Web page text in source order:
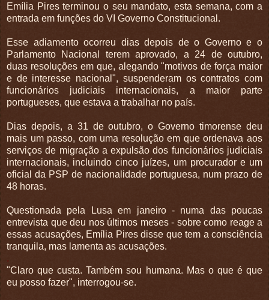
Emília Pires terminou o seu mandato, esta semana, com a
entrada em funções do VI Governo Constitucional.
Esse adiamento ocorreu dias depois de o Governo e o
Parlamento Nacional terem aprovado, a 24 de outubro,
duas resoluções em que, alegando "motivos de força maior
e de interesse nacional", suspenderam os contratos com
funcionários judiciais internacionais, a maior parte
portugueses, que estava a trabalhar no país.
Dias depois, a 31 de outubro, o Governo timorense deu
mais um passo, com uma resolução em que ordenava aos
serviços de migração a expulsão dos funcionários judiciais
internacionais, incluindo cinco juízes, um procurador e um
oficial da PSP de nacionalidade portuguesa, num prazo de
48 horas.
Questionada pela Lusa em janeiro - numa das poucas
entrevista que deu nos últimos meses - sobre como reage a
essas acusações, Emília Pires disse que tem a consciência
tranquila, mas lamenta as acusações.
.
"Claro que custa. Também sou humana. Mas o que é que
eu posso fazer", interrogou-se.